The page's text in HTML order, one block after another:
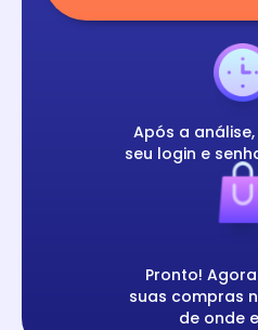
Após a
seu login e
Pronto!
suas compras
de onde